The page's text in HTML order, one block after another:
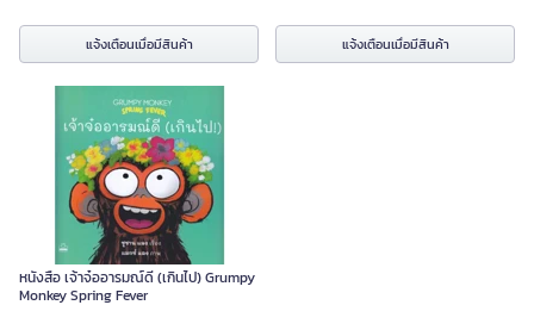
แจ้งเตือนเมื่อมีสินค้า แจ้งเตือนเมื่อมีสินค้า
หนังสือ เจ้าจ๋ออารมณ์ดี (เกินไป) Grumpy
Monkey Spring Fever